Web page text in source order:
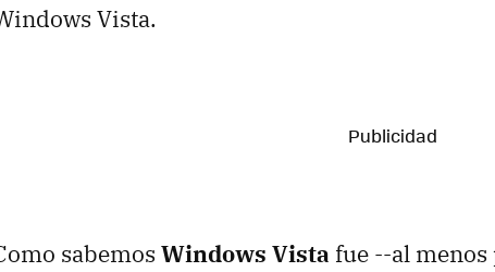
Vista.
sabemos Windows Vista fue --al